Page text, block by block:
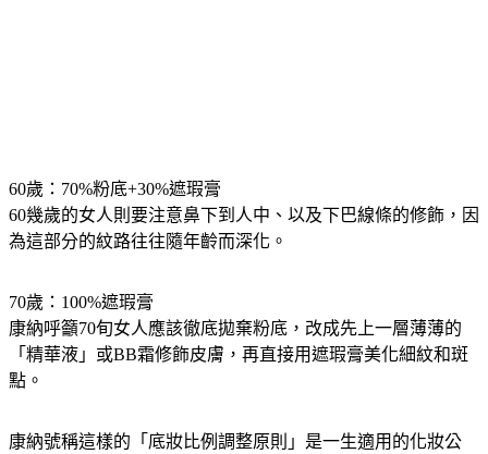
60歲：70%粉底+30%遮瑕膏
60幾歲的女人則要注意鼻下到人中、以及下巴線條的修飾，因
為這部分的紋路往往隨年齡而深化。
70歲：100%遮瑕膏
康納呼籲70旬女人應該徹底拋棄粉底，改成先上一層薄薄的
「精華液」或BB霜修飾皮膚，再直接用遮瑕膏美化細紋和斑
點。
康納號稱這樣的「底妝比例調整原則」是一生適用的化妝公